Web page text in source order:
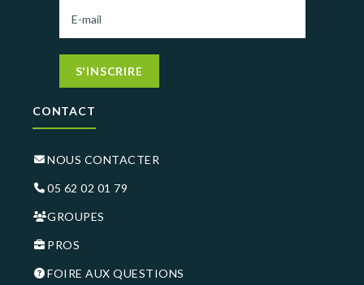
S'INSCRIRE
CONTACT
NOUS CONTACTER
05 62 02 01 79
GROUPES
PROS
FOIRE AUX QUESTIONS